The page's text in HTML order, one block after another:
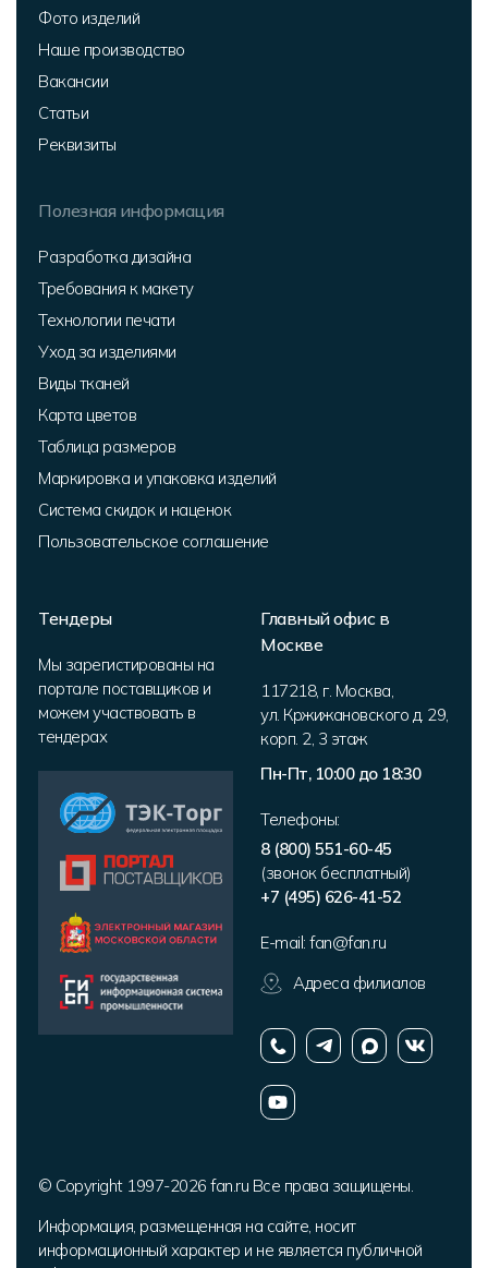
Фото изделий
Наше производство
Вакансии
Статьи
Реквизиты
Полезная информация
Разработка дизайна
Требования к макету
Технологии печати
Уход за изделиями
Виды тканей
Карта цветов
Таблица размеров
Маркировка и упаковка изделий
Система скидок и наценок
Пользовательское соглашение
Тендеры
Мы зарегистированы на
портале поставщиков и
можем участвовать в
тендерах
Главный офис в
Москве
117218, г. Москва,
ул. Кржижановского д. 29,
корп. 2, 3 этаж
Пн-Пт, 10:00 до 18:30
Телефоны:
8 (800) 551-60-45
(звонок бесплатный)
+7 (495) 626-41-52
E-mail: fan@fan.ru
Адреса филиалов
© Copyright 1997-2026 fan.ru Все права защищены.
Информация, размещенная на сайте, носит
информационный характер и не является публичной